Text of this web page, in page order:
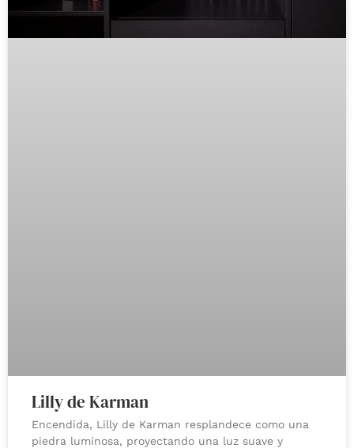
Lilly de Karman
Encendida, Lilly de Karman resplandece como una
piedra luminosa, proyectando una luz suave y